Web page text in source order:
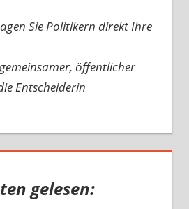
Sie Politikern direkt Ihre
gemeinsamer, öffentlicher
Entscheiderin
gelesen: